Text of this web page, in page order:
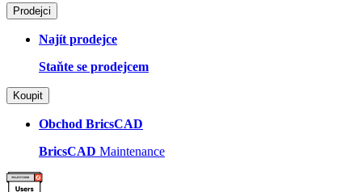
Prodejci
Najít prodejce
Staňte se prodejcem
Koupit
Obchod BricsCAD
BricsCAD Maintenance